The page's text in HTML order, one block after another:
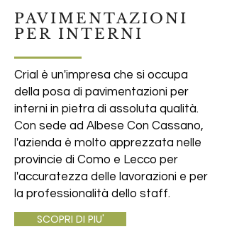
PAVIMENTAZIONI
PER INTERNI
Crial è un'impresa che si occupa
della posa di pavimentazioni per
interni in pietra di assoluta qualità.
Con sede ad Albese Con Cassano,
l'azienda è molto apprezzata nelle
provincie di Como e Lecco per
l'accuratezza delle lavorazioni e per
la professionalità dello staff.
SCOPRI DI PIU'